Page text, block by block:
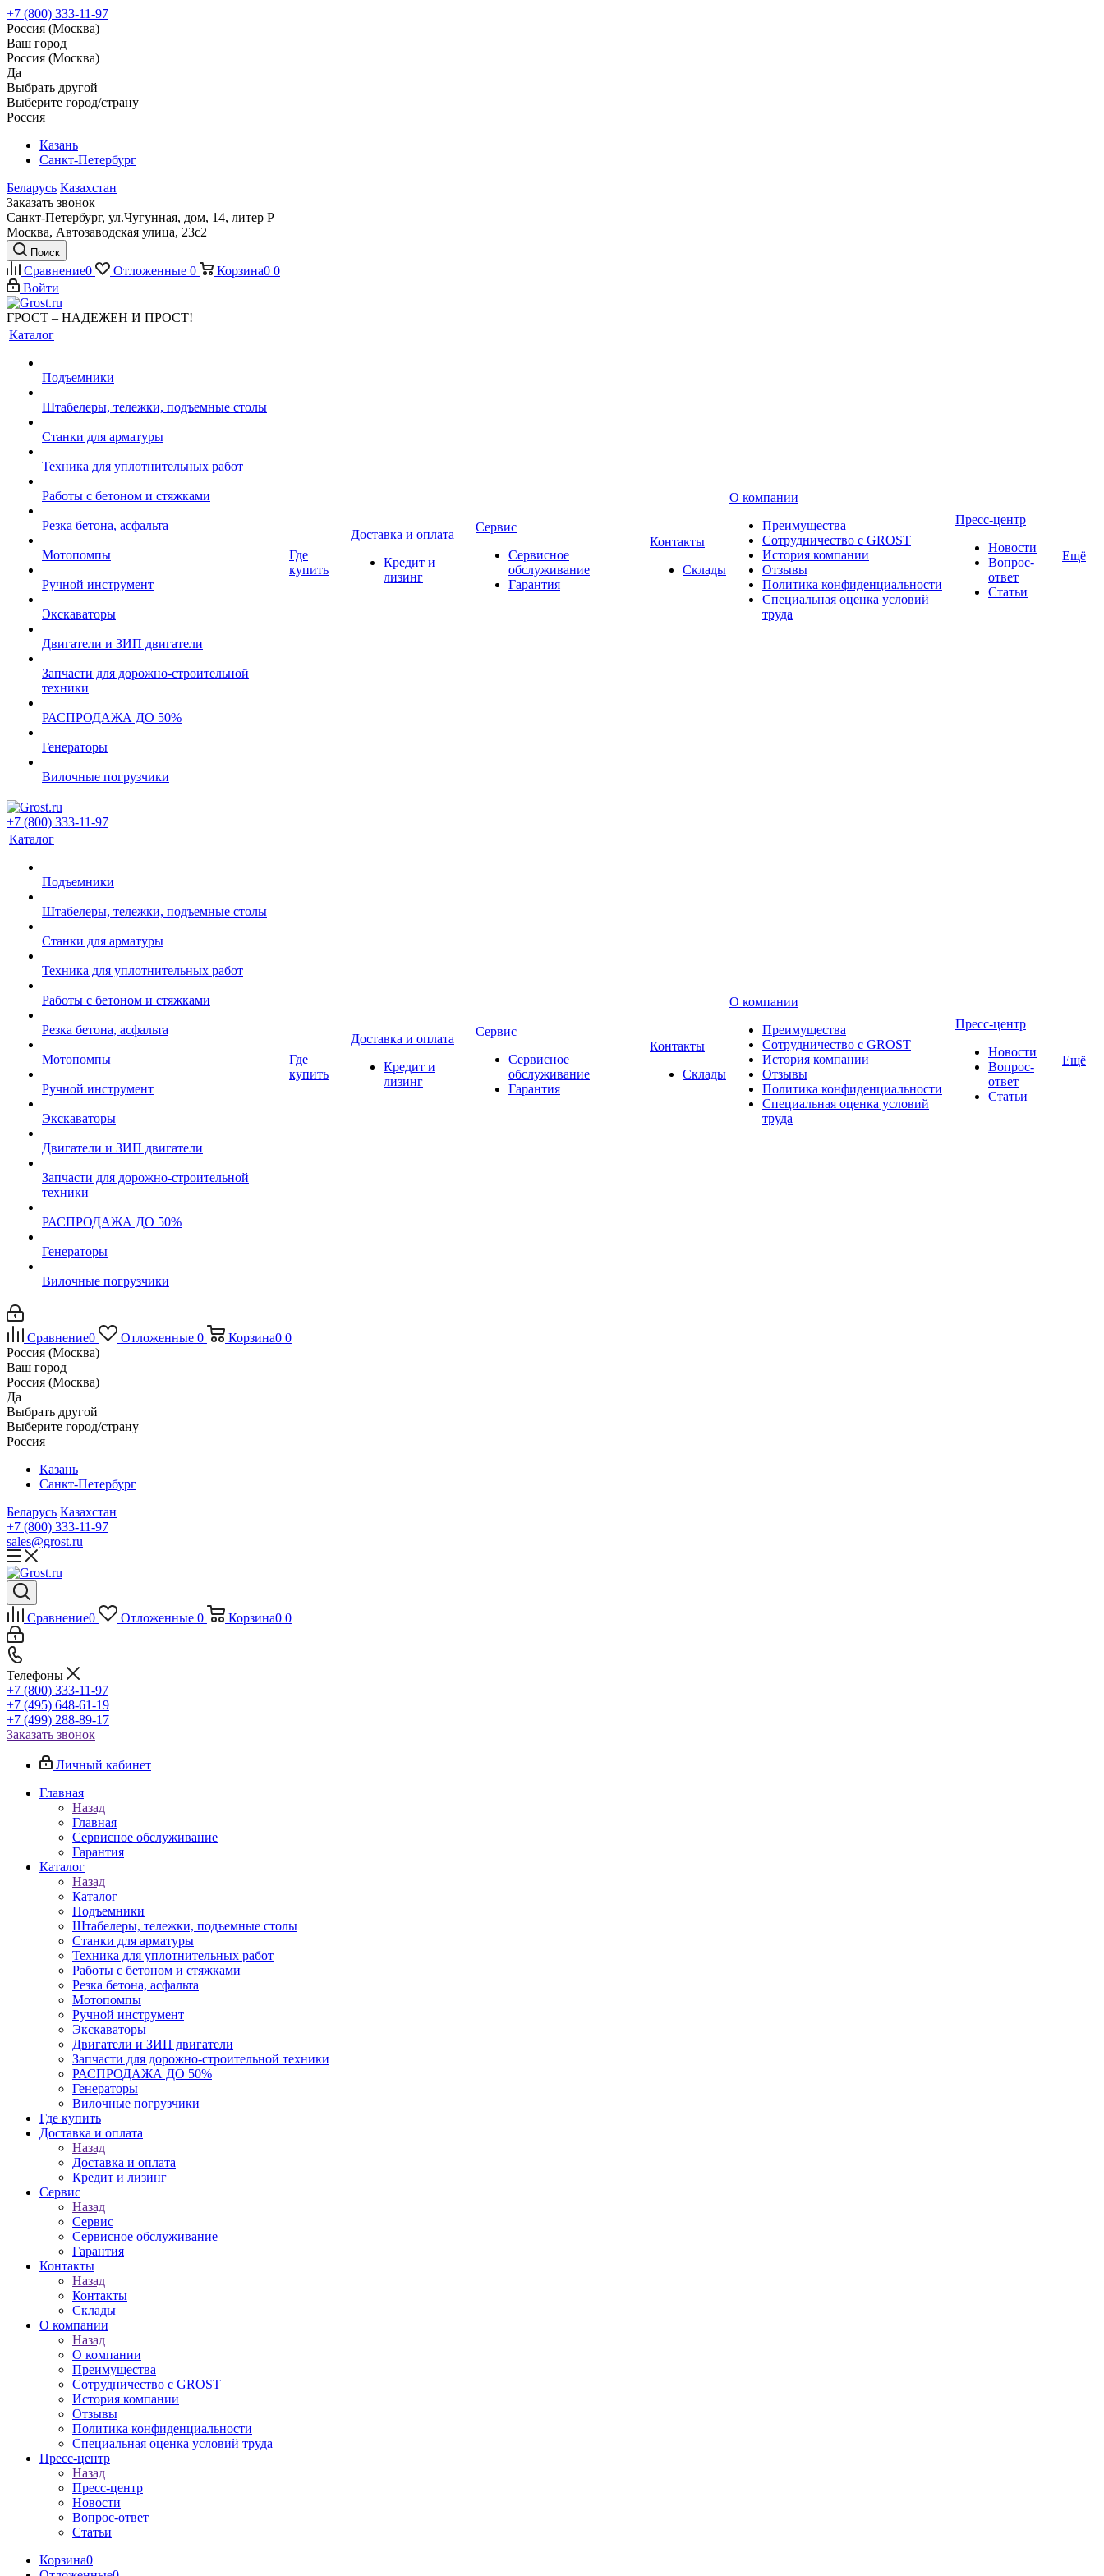
+7 (800) 333-11-97
Россия (Москва)
Ваш город
Россия (Москва)
Да
Выбрать другой
Выберите город/страну
Россия
Казань
Санкт-Петербург
Беларусь Казахстан
Заказать звонок
Санкт-Петербург, ул.Чугунная, дом, 14, литер Р
Москва, Автозаводская улица, 23с2
Поиск
Сравнение0 Отложенные 0 Корзина0 0
Войти
ГРОСТ – НАДЕЖЕН И ПРОСТ!
Каталог
Подъемники
Штабелеры, тележки, подъемные столы
Станки для арматуры
Техника для уплотнительных работ
Работы с бетоном и стяжками
Резка бетона, асфальта
Мотопомпы
Ручной инструмент
Экскаваторы
Двигатели и ЗИП двигатели
Запчасти для дорожно-строительной
техники
РАСПРОДАЖА ДО 50%
Генераторы
Вилочные погрузчики
Где
купить
Доставка и оплата
Кредит и
лизинг
Сервис
Сервисное
обслуживание
Гарантия
Контакты
Склады
О компании
Преимущества
Сотрудничество с GROST
История компании
Отзывы
Политика конфиденциальности
Специальная оценка условий
труда
Пресс-центр
Новости
Вопрос-
ответ
Статьи
Ещё
+7 (800) 333-11-97
Каталог
Подъемники
Штабелеры, тележки, подъемные столы
Станки для арматуры
Техника для уплотнительных работ
Работы с бетоном и стяжками
Резка бетона, асфальта
Мотопомпы
Ручной инструмент
Экскаваторы
Двигатели и ЗИП двигатели
Запчасти для дорожно-строительной
техники
РАСПРОДАЖА ДО 50%
Генераторы
Вилочные погрузчики
Где
купить
Доставка и оплата
Кредит и
лизинг
Сервис
Сервисное
обслуживание
Гарантия
Контакты
Склады
О компании
Преимущества
Сотрудничество с GROST
История компании
Отзывы
Политика конфиденциальности
Специальная оценка условий
труда
Пресс-центр
Новости
Вопрос-
ответ
Статьи
Ещё
Сравнение0 Отложенные 0 Корзина0 0
Россия (Москва)
Ваш город
Россия (Москва)
Да
Выбрать другой
Выберите город/страну
Россия
Казань
Санкт-Петербург
Беларусь Казахстан
+7 (800) 333-11-97
sales@grost.ru
Сравнение0 Отложенные 0 Корзина0 0
Телефоны
+7 (800) 333-11-97
+7 (495) 648-61-19
+7 (499) 288-89-17
Заказать звонок
Личный кабинет
Главная
Назад
Главная
Сервисное обслуживание
Гарантия
Каталог
Назад
Каталог
Подъемники
Штабелеры, тележки, подъемные столы
Станки для арматуры
Техника для уплотнительных работ
Работы с бетоном и стяжками
Резка бетона, асфальта
Мотопомпы
Ручной инструмент
Экскаваторы
Двигатели и ЗИП двигатели
Запчасти для дорожно-строительной техники
РАСПРОДАЖА ДО 50%
Генераторы
Вилочные погрузчики
Где купить
Доставка и оплата
Назад
Доставка и оплата
Кредит и лизинг
Сервис
Назад
Сервис
Сервисное обслуживание
Гарантия
Контакты
Назад
Контакты
Склады
О компании
Назад
О компании
Преимущества
Сотрудничество с GROST
История компании
Отзывы
Политика конфиденциальности
Специальная оценка условий труда
Пресс-центр
Назад
Пресс-центр
Новости
Вопрос-ответ
Статьи
Корзина0